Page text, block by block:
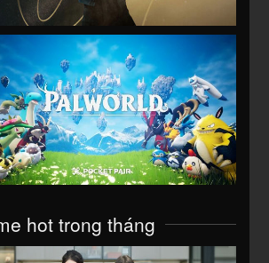
VIEW
hot trong tháng